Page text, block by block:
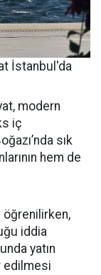
İstanbul'da
modern
iç
sık
hem de
öğrenilirken,
iddia
yatın
edilmesi